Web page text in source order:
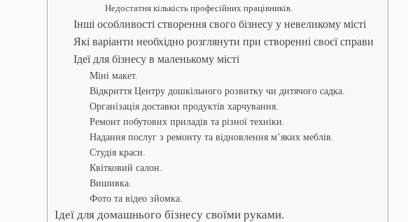
Недостатня кількість професійних працівників.
Інші особливості створення свого бізнесу у невеликому місті
Які варіанти необхідно розглянути при створенні своєї справи
Ідеї для бізнесу в маленькому місті
Міні макет.
Відкриття Центру дошкільного розвитку чи дитячого садка.
Організація доставки продуктів харчування.
Ремонт побутових приладів та різної техніки.
Надання послуг з ремонту та відновлення м’яких меблів.
Студія краси.
Квітковий салон.
Вишивка.
Фото та відео зйомка.
Ідеї для домашнього бізнесу своїми руками.